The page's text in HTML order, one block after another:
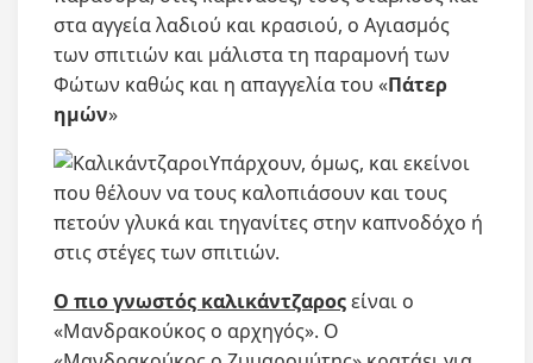
στα αγγεία λαδιού και κρασιού, ο Αγιασμός
των σπιτιών και μάλιστα τη παραμονή των
Φώτων καθώς και η απαγγελία του «Πάτερ
ημών»
Υπάρχουν, όμως, και εκείνοι
που θέλουν να τους καλοπιάσουν και τους
πετούν γλυκά και τηγανίτες στην καπνοδόχο ή
στις στέγες των σπιτιών.
Ο πιο γνωστός καλικάντζαροςείναι ο
«Μανδρακούκος ο αρχηγός». Ο